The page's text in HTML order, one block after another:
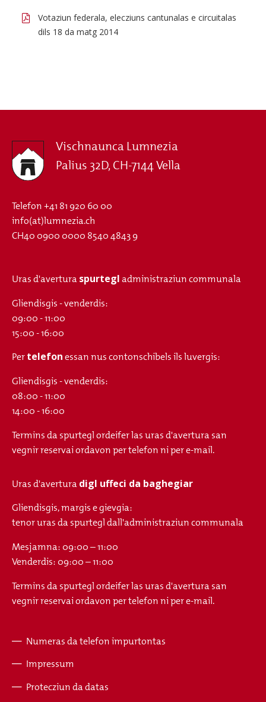
Votaziun federala, elecziuns cantunalas e circuitalas
dils 18 da matg 2014
Vischnaunca Lumnezia
Palius 32D, CH-7144 Vella
Telefon+41 81 920 60 00
info(at)lumnezia.ch
CH40 0900 0000 8540 4843 9
Uras d'averturaspurtegladministraziun communala
Gliendisgis - venderdis:
09:00 - 11:00
15:00 - 16:00
Pertelefonessan nus contonschibels ils luvergis:
Gliendisgis - venderdis:
08:00 - 11:00
14:00 - 16:00
Termins da spurtegl ordeifer las uras d'avertura san
vegnir reservai ordavon per telefon ni per e-mail.
Uras d'averturadigl uffeci da baghegiar
Gliendisgis, margis e gievgia:
tenor uras da spurtegl dall'administraziun communala
Mesjamna: 09:00 – 11:00
Venderdis: 09:00 – 11:00
Termins da spurtegl ordeifer las uras d'avertura san
vegnir reservai ordavon per telefon ni per e-mail.
Numeras da telefon impurtontas
Impressum
Protecziun da datas